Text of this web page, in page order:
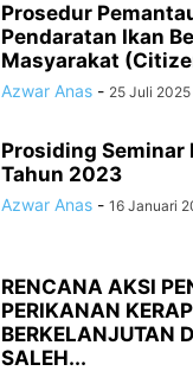
Prosedur
Pendaratan Ikan
Masyarakat
Azwar Anas - 25 Juli 2025
Prosiding Seminar
Tahun 2023
Azwar Anas - 16 Januari
RENCANA AKSI
PERIKANAN
BERKELANJUTAN
SALEH...